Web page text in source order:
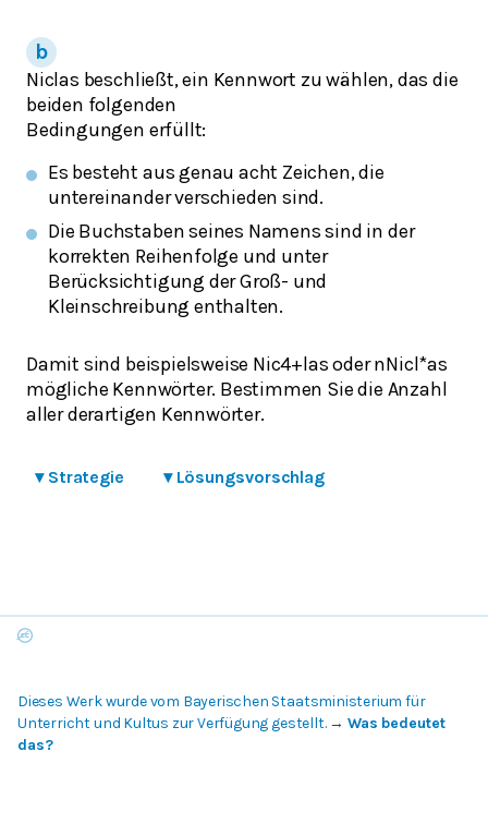
Niclas beschließt, ein Kennwort zu wählen, das die
beiden folgenden
Bedingungen erfüllt:
Es besteht aus genau acht Zeichen, die
untereinander verschieden sind.
Die Buchstaben seines Namens sind in der
korrekten Reihenfolge und unter
Berücksichtigung der Groß- und
Kleinschreibung enthalten.
Damit sind beispielsweise Nic4+las oder nNicl*as
mögliche Kennwörter. Bestimmen Sie die Anzahl
aller derartigen Kennwörter.
▾ Strategie ▾ Lösungsvorschlag
Dieses Werk wurde vom Bayerischen Staatsministerium für
Unterricht und Kultus zur Verfügung gestellt.→ Was bedeutet
das?